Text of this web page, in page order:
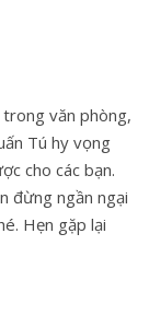
văn phòng,
Tú hy vọng
cho các bạn.
đừng ngần ngại
Hẹn gặp lại